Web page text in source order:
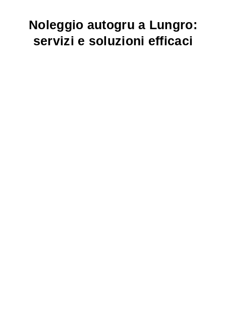
Noleggio autogru a Lungro:
servizi e soluzioni efficaci